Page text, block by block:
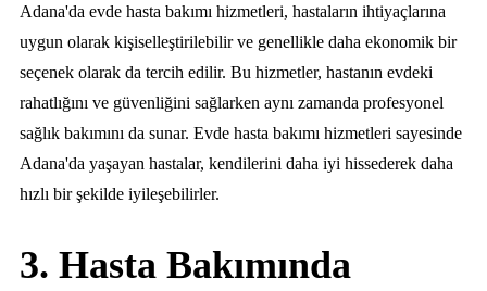
Adana'da evde hasta bakımı hizmetleri, hastaların ihtiyaçlarına
uygun olarak kişiselleştirilebilir ve genellikle daha ekonomik bir
seçenek olarak da tercih edilir. Bu hizmetler, hastanın evdeki
rahatlığını ve güvenliğini sağlarken aynı zamanda profesyonel
sağlık bakımını da sunar. Evde hasta bakımı hizmetleri sayesinde
Adana'da yaşayan hastalar, kendilerini daha iyi hissederek daha
hızlı bir şekilde iyileşebilirler.
3. Hasta Bakımında